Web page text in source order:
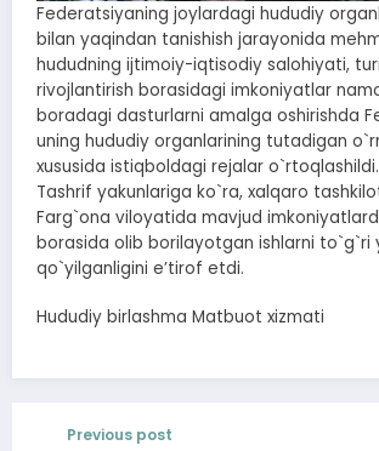
Federatsiyaning joylardagi hududiy
bilan yaqindan tanishish jarayonida
hududning ijtimoiy-iqtisodiy salohiyati,
rivojlantirish borasidagi imkoniyatlar
boradagi dasturlarni amalga oshirishda
uning hududiy organlarining tutadigan
xususida istiqboldagi rejalar o`rtoqlashildi.
Tashrif yakunlariga ko`ra, xalqaro
Farg`ona viloyatida mavjud
borasida olib borilayotgan ishlarni to`g`ri
qo`yilganligini eʼtirof etdi.
Hududiy birlashma Matbuot xizmati
Previous post